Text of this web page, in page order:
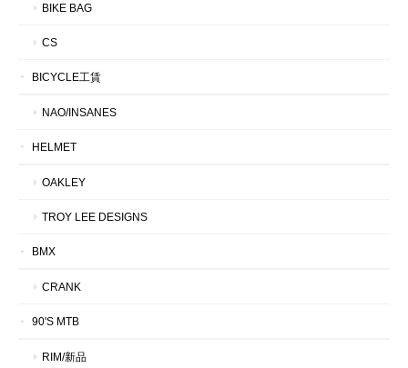
BIKE BAG
CS
BICYCLE工賃
NAO/INSANES
HELMET
OAKLEY
TROY LEE DESIGNS
BMX
CRANK
90'S MTB
RIM/新品